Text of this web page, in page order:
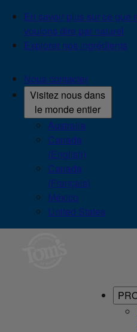
En savoir plus sur ce que
voulons dire par naturel
Explorer nos ingrédients
Nous contacter
Visitez nous dans
le monde entier
Australia
Canada
(English)
Canada
(Français)
México
United States